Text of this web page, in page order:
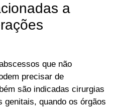
a
que não
precisar de
são indicadas cirurgias
genitais, quando os órgãos